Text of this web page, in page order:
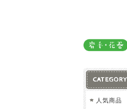
CATEGORY
人気商品